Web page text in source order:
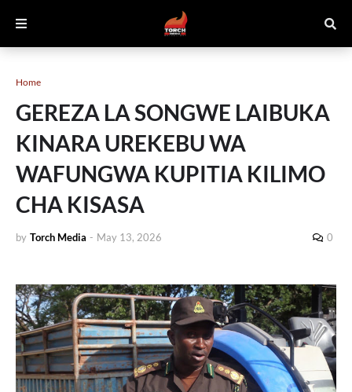
Home
GEREZA LA SONGWE LAIBUKA
KINARA UREKEBU WA
WAFUNGWA KUPITIA KILIMO
CHA KISASA
by Torch Media - May 13, 2026 0